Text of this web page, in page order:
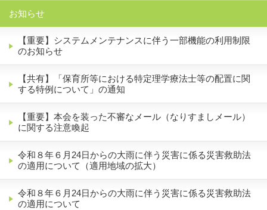
お知らせ
【重要】システムメンテナンスに伴う一部機能の利用制限
のお知らせ
【共有】「保育所等における特定理学療法士等の配置に関
する特例について」の通知
【重要】本会を装った不審なメール（なりすましメール）
に関する注意喚起
令和８年６月24日からの大雨に伴う災害に係る災害救助法
の適用について（適用地域の拡大）
令和８年６月24日からの大雨に伴う災害に係る災害救助法
の適用について